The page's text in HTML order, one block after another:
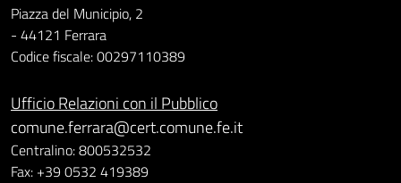
Piazza del Municipio, 2
- 44121 Ferrara
Codice fiscale: 00297110389
Ufficio Relazioni con il Pubblico
comune.ferrara@cert.comune.fe.it
Centralino: 800532532
Fax: +39 0532 419389